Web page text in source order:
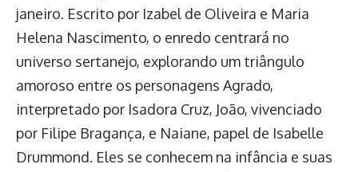
janeiro. Escrito por Izabel de Oliveira e Maria
Helena Nascimento, o enredo centrará no
universo sertanejo, explorando um triângulo
amoroso entre os personagens Agrado,
interpretado por Isadora Cruz, João, vivenciado
por Filipe Bragança, e Naiane, papel de Isabelle
Drummond. Eles se conhecem na infância e suas